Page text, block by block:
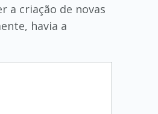
a criação de novas
havia a